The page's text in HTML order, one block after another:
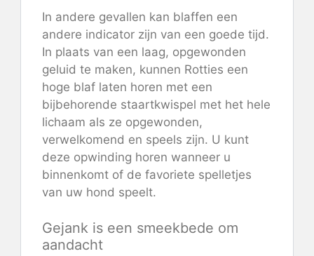
In andere gevallen kan blaffen een
andere indicator zijn van een goede tijd.
In plaats van een laag, opgewonden
geluid te maken, kunnen Rotties een
hoge blaf laten horen met een
bijbehorende staartkwispel met het hele
lichaam als ze opgewonden,
verwelkomend en speels zijn. U kunt
deze opwinding horen wanneer u
binnenkomt of de favoriete spelletjes
van uw hond speelt.
Gejank is een smeekbede om
aandacht